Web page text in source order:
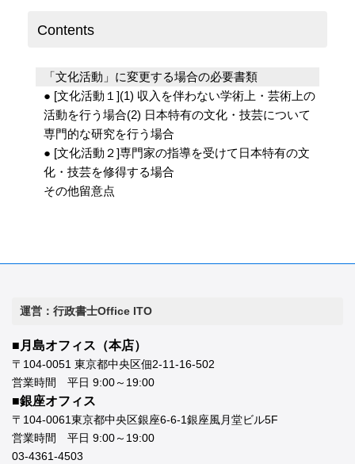
Contents
「文化活動」に変更する場合の必要書類
● [文化活動１](1) 収入を伴わない学術上・芸術上の
活動を行う場合(2) 日本特有の文化・技芸について
専門的な研究を行う場合
● [文化活動２]専門家の指導を受けて日本特有の文
化・技芸を修得する場合
その他留意点
運営：行政書士Office ITO
■月島オフィス（本店）
〒104-0051 東京都中央区佃2-11-16-502
営業時間 平日 9:00～19:00
■銀座オフィス
〒104-0061東京都中央区銀座6-6-1銀座風月堂ビル5F
営業時間 平日 9:00～19:00
03-4361-4503